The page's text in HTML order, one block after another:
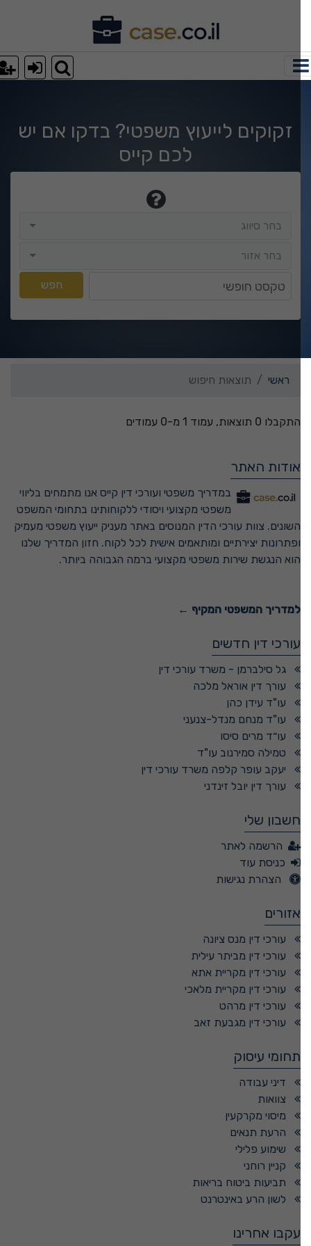
חיפוש
זקוקים לייעוץ משפטי? בדקו אם יש
לכם קייס
בחר סיווג
בחר אזור
חפש
ראשי תוצאות חיפוש
התקבלו 0 תוצאות, עמוד 1 מ-0 עמודים
אודות האתר
במדריך משפטי ועורכי דין קייס אנו מתמחים בליווי
משפטי מקצועי ויסודי ללקוחותינו בתחומי המשפט
השונים. צוות עורכי הדין המנוסים באתר מעניק ייעוץ משפטי מעמיק
ופתרונות יצירתיים ומותאמים אישית לכל לקוח. חזון המדריך שלנו
הוא הנגשת שירות משפטי מקצועי ברמה הגבוהה ביותר.
למדריך המשפטי המקיף ←
עורכי דין חדשים
גל סילברמן - משרד עורכי דין
עורך דין אוראל מלכה
עו"ד עידן כהן
עו"ד מנחם מנדל-צנעני
עו״ד מרים סיסו
טמילה סמירנוב עו"ד
יעקב עופר קלפה משרד עורכי דין
עורך דין יובל זינדני
חשבון שלי
הרשמה לאתר
כניסת עוד
הצהרת נגישות
אזורים
עורכי דין מנס ציונה
עורכי דין מביתר עילית
עורכי דין מקריית אתא
עורכי דין מקריית מלאכי
עורכי דין מרהט
עורכי דין מגבעת זאב
תחומי עיסוק
דיני עבודה
צוואות
מיסוי מקרקעין
הרעת תנאים
שימוע פלילי
קניין רוחני
תביעות ביטוח בריאות
לשון הרע באינטרנט
עקבו אחרינו